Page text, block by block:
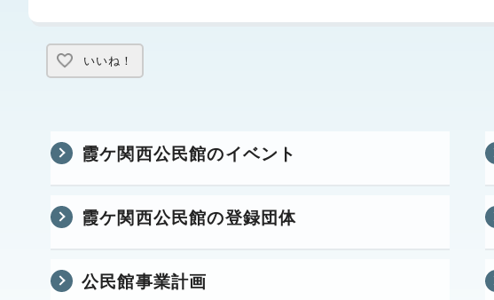
いいね！
霞ケ関西公民館のイベント
霞ケ関西公民館の登録団体
公民館事業計画